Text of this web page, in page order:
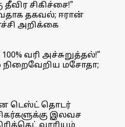
சிகிச்சை!"
தகவல்; ஈரான்
அறிக்கை
வரி அச்சுறுத்தல்!"
நிறைவேறிய மசோதா;
டெஸ்ட் தொடர்
இலவச